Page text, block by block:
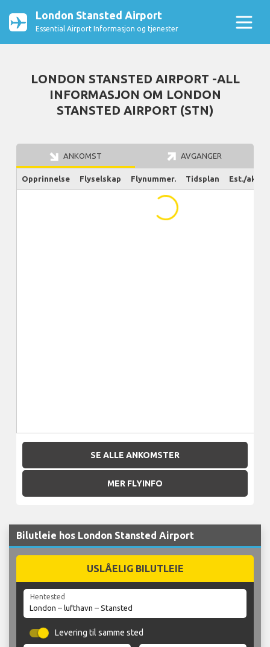
London Stansted Airport
Essential Airport Informasjon og tjenester
LONDON STANSTED AIRPORT -ALL
INFORMASJON OM LONDON
STANSTED AIRPORT (STN)
ANKOMST AVGANGER
Opprinnelse Flyselskap Flynummer. Tidsplan Est./
...
SE ALLE ANKOMSTER
MER FLYINFO
Bilutleie hos London Stansted Airport
USLÅELIG BILUTLEIE
Hentested
Levering til samme sted